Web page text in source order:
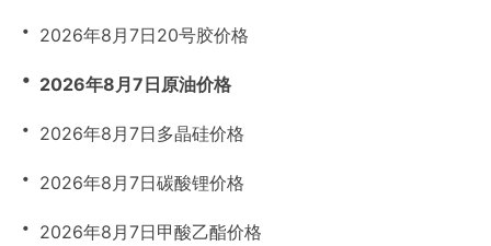
・ 2026年8月7日20号胶价格
・ 2026年8月7日原油价格
・ 2026年8月7日多晶硅价格
・ 2026年8月7日碳酸锂价格
・ 2026年8月7日甲酸乙酯价格